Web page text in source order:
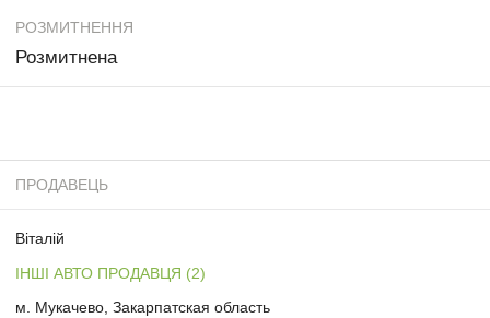
РОЗМИТНЕННЯ
Розмитнена
ПРОДАВЕЦЬ
Віталій
ІНШІ АВТО ПРОДАВЦЯ (2)
м. Мукачево, Закарпатская область